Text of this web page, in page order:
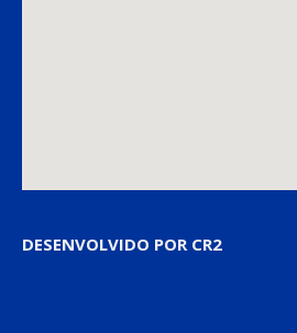
DESENVOLVIDO POR CR2